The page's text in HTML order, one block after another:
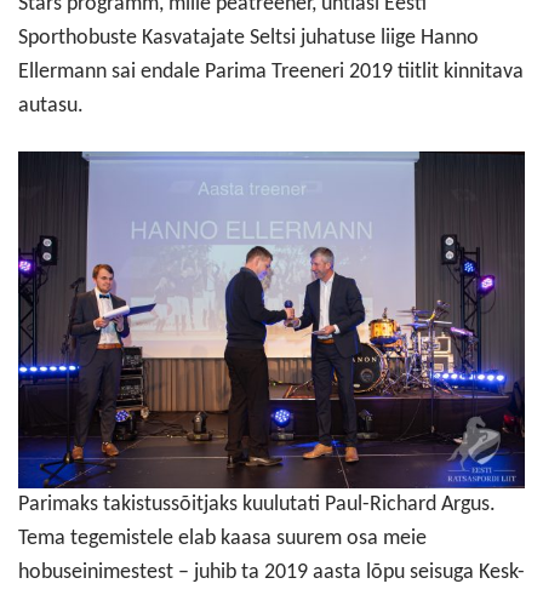
Stars programm, mille peatreener, ühtlasi Eesti
Sporthobuste Kasvatajate Seltsi juhatuse liige Hanno
Ellermann sai endale Parima Treeneri 2019 tiitlit kinnitava
autasu.
Parimaks takistussõitjaks kuulutati Paul-Richard Argus.
Tema tegemistele elab kaasa suurem osa meie
hobuseinimestest – juhib ta 2019 aasta lõpu seisuga Kesk-